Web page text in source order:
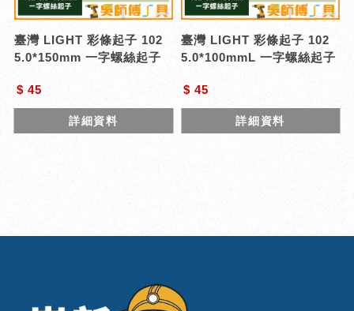
臺灣 LIGHT 彩條起子 102
5.0*150mm 一字螺絲起子
$ 45
詳細資料
臺灣 LIGHT 彩條起子 102
5.0*100mmL 一字螺絲起子
$ 45
詳細資料